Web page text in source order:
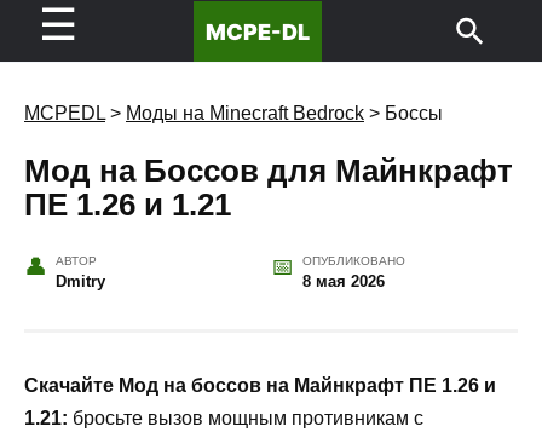
☰ MCPE-DL
MCPEDL > Моды на Minecraft Bedrock > Боссы
Мод на Боссов для Майнкрафт
ПЕ 1.26 и 1.21
АВТОР
Dmitry
ОПУБЛИКОВАНО
8 мая 2026
Скачайте Мод на боссов на Майнкрафт ПЕ 1.26 и
1.21: бросьте вызов мощным противникам с